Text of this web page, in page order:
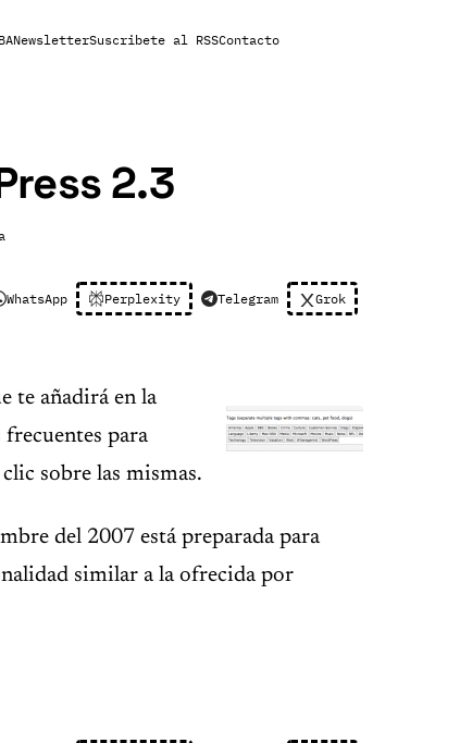
NewsletterSuscribete al RSSContacto
2.3
WhatsApp Perplexity Telegram Grok
te añadirá en la
para
sobre las mismas.
del 2007 está preparada para
similar a la ofrecida por